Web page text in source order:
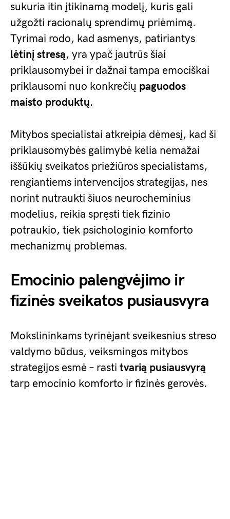
sukuria itin įtikinamą modelį, kuris gali
užgožti racionalų sprendimų priėmimą.
Tyrimai rodo, kad asmenys, patiriantys
lėtinį stresą, yra ypač jautrūs šiai
priklausomybei ir dažnai tampa emociškai
priklausomi nuo konkrečių paguodos
maisto produktų.
Mitybos specialistai atkreipia dėmesį, kad ši
priklausomybės galimybė kelia nemažai
iššūkių sveikatos priežiūros specialistams,
rengiantiems intervencijos strategijas, nes
norint nutraukti šiuos neurocheminius
modelius, reikia spręsti tiek fizinio
potraukio, tiek psichologinio komforto
mechanizmų problemas.
Emocinio palengvėjimo ir
fizinės sveikatos pusiausvyra
Mokslininkams tyrinėjant sveikesnius streso
valdymo būdus, veiksmingos mitybos
strategijos esmė – rasti tvarią pusiausvyrą
tarp emocinio komforto ir fizinės gerovės.